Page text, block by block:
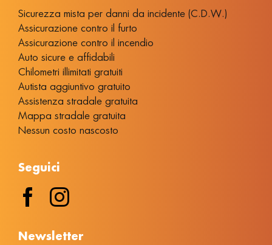
Sicurezza mista per danni da incidente (C.D.W.)
Assicurazione contro il furto
Assicurazione contro il incendio
Auto sicure e affidabili
Chilometri illimitati gratuiti
Autista aggiuntivo gratuito
Assistenza stradale gratuita
Mappa stradale gratuita
Nessun costo nascosto
Seguici
Νewsletter